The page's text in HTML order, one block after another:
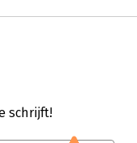
schrijft!